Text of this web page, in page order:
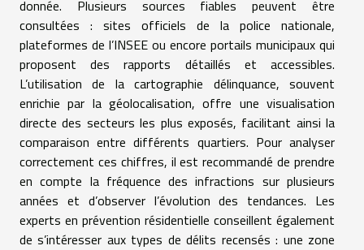
donnée. Plusieurs sources fiables peuvent être
consultées : sites officiels de la police nationale,
plateformes de l’INSEE ou encore portails municipaux qui
proposent des rapports détaillés et accessibles.
L’utilisation de la cartographie délinquance, souvent
enrichie par la géolocalisation, offre une visualisation
directe des secteurs les plus exposés, facilitant ainsi la
comparaison entre différents quartiers. Pour analyser
correctement ces chiffres, il est recommandé de prendre
en compte la fréquence des infractions sur plusieurs
années et d’observer l’évolution des tendances. Les
experts en prévention résidentielle conseillent également
de s’intéresser aux types de délits recensés : une zone